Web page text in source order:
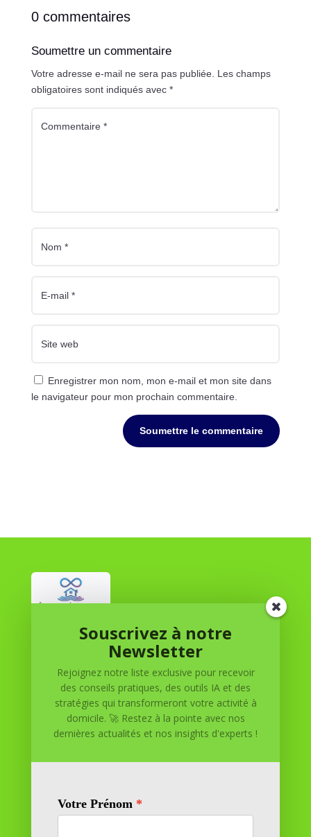
0 commentaires
Soumettre un commentaire
Votre adresse e-mail ne sera pas publiée. Les champs
obligatoires sont indiqués avec *
Enregistrer mon nom, mon e-mail et mon site dans
le navigateur pour mon prochain commentaire.
Soumettre le commentaire
Réussite à Domicile
Réussite à Domicile est votre partenaire de confiance
pour atteindre vos objectifs depuis le confort de votre
maison. Nous offrons des solutions personnalisées pour
vous aider à réussir.
Souscrivez à notre
Newsletter
Rejoignez notre liste exclusive pour recevoir
des conseils pratiques, des outils IA et des
stratégies qui transformeront votre activité à
domicile. 🚀 Restez à la pointe avec nos
dernières actualités et nos insights d'experts !